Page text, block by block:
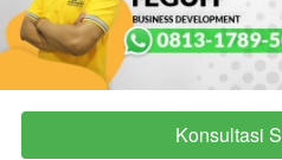
`Konsultasi